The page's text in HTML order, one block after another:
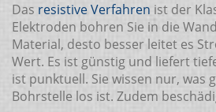
Das resistive Verfahren ist der
Elektroden bohren Sie in die
Material, desto besser leitet es
Wert. Es ist günstig und liefert
ist punktuell. Sie wissen nur, was
Bohrstelle los ist. Zudem